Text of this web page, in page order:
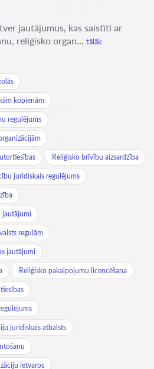
jautājumus, kas saistīti ar
reliģisko organ... tālāk
kopienām
regulējums
Reliģisko brīvību aizsardzība
juridiskais regulējums
jautājumi
regulām
jautājumi
Reliģisko pakalpojumu licencēšana
juridiskais atbalsts
ietvaros